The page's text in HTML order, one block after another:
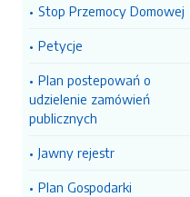
Stop Przemocy Domowej
Petycje
Plan postepowań o
udzielenie zamówień
publicznych
Jawny rejestr
Plan Gospodarki